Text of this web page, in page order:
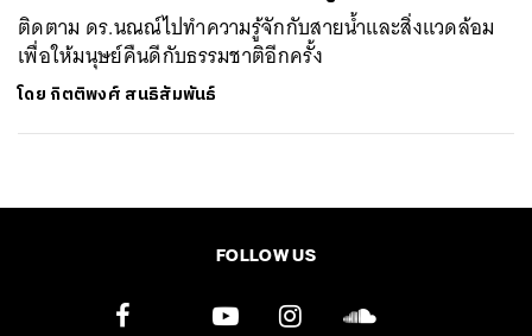
ติดตาม ดร.นณณ์ไปทำความรู้จักกับสายน้ำและสิ่งแวดล้อม
เพื่อให้มนุษย์คืนดีกับธรรมชาติอีกครั้ง
โดย กิตติพงศ์ สนธิสัมพันธ์
FOLLOW US